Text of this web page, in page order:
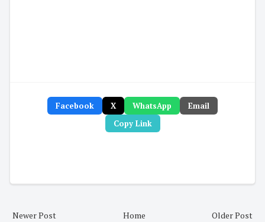
Facebook X WhatsApp
Email
Copy Link
Newer Post Older Post
Home